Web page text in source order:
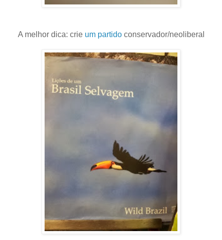
A melhor dica: crie um partidoconservador/neoliberal